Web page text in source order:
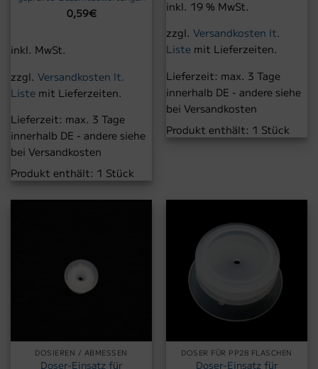
0,59€
inkl. MwSt.
zzgl. Versandkosten lt.
Listemit Lieferzeiten.
Lieferzeit: max. 3 Tage
innerhalb DE - andere siehe
bei Versandkosten
Produkt enthält: 1 Stück
inkl. 19 % MwSt.
zzgl. Versandkosten lt.
Listemit Lieferzeiten.
Lieferzeit: max. 3 Tage
innerhalb DE - andere siehe
bei Versandkosten
Produkt enthält: 1 Stück
DOSIEREN / ABMESSEN
Doser-Einsatz für
DOSER FÜR PP28 FLASCHEN
Doser-Einsatz für